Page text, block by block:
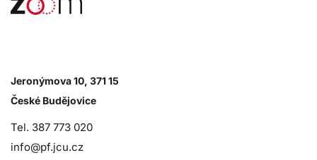
Jeronýmova 10, 371 15
České Budějovice
Tel. 387 773 020
info@pf.jcu.cz